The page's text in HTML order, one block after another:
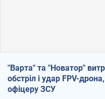
"Варта" та "Новатор"
обстріл і удар FPV-
офіцеру ЗСУ